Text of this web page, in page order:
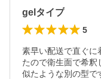
gelタイプ
5
素早い配送で直ぐに
たので衛生面で希釈
似たような別の型で